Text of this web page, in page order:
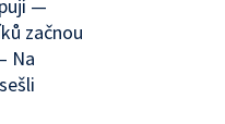
—
začnou
Na